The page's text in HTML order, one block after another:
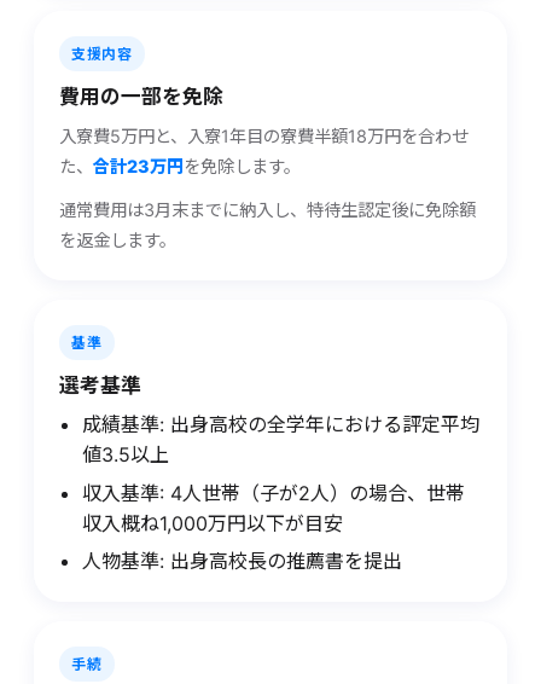
支援内容
費用の​一部を​免除
入寮費5万円と、入寮1年目の寮費半額18万円を合わせ
た、 合計23万円 を免除します。
通常費用は3月末までに納入し、特待生認定後に免除額
を返金します。
基準
選考基準
成績基準: 出身高校の全学年における評定平均
値3.5以上
収入基準: 4人世帯（子が2人）の場合、世帯
収入概ね1,000万円以下が目安
人物基準: 出身高校長の推薦書を提出
手続